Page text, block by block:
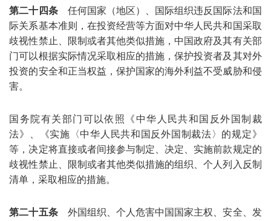
第二十四条任何国家（地区）、国际组织违反国际法和国
际关系基本准则，在投资经营等方面对中华人民共和国采取
歧视性禁止、限制或者其他类似措施，中国政府及其有关部
门可以根据实际情况采取相应的措施，保护投资者及其对外
投资的安全和正当权益，保护国家的海外利益不受威胁和侵
害。
国务院有关部门可以依照《中华人民共和国反外国制裁
法》、《实施〈中华人民共和国反外国制裁法〉的规定》
等，决定将直接或者间接参与制定、决定、实施前款规定的
歧视性禁止、限制或者其他类似措施的组织、个人列入反制
清单，采取相应的措施。
第二十五条外国组织、个人危害中国国家主权、安全、发